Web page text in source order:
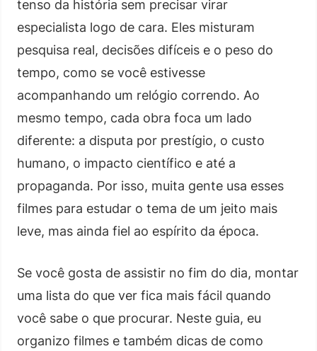
tenso da história sem precisar virar
especialista logo de cara. Eles misturam
pesquisa real, decisões difíceis e o peso do
tempo, como se você estivesse
acompanhando um relógio correndo. Ao
mesmo tempo, cada obra foca um lado
diferente: a disputa por prestígio, o custo
humano, o impacto científico e até a
propaganda. Por isso, muita gente usa esses
filmes para estudar o tema de um jeito mais
leve, mas ainda fiel ao espírito da época.
Se você gosta de assistir no fim do dia, montar
uma lista do que ver fica mais fácil quando
você sabe o que procurar. Neste guia, eu
organizo filmes e também dicas de como